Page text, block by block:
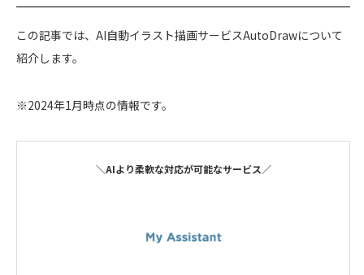
この記事では、AI自動イラスト描画サービスAutoDrawについて
紹介します。
※2024年1月時点の情報です。
＼AIより柔軟な対応が可能なサービス／